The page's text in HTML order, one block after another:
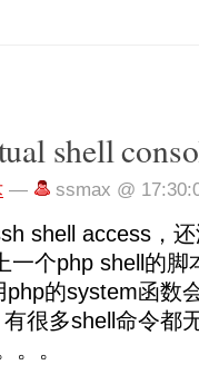
shell
— ssmax @
shell access，
一个php shell的
的system函数
很多shell命令都
。。